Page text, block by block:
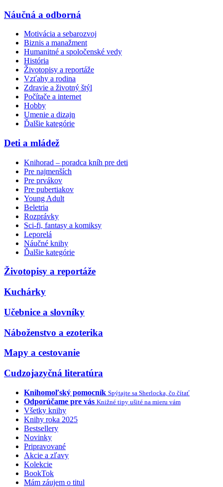
Náučná a odborná
Motivácia a sebarozvoj
Biznis a manažment
Humanitné a spoločenské vedy
História
Životopisy a reportáže
Vzťahy a rodina
Zdravie a životný štýl
Počítače a internet
Hobby
Umenie a dizajn
Ďalšie kategórie
Deti a mládež
Knihorad – poradca kníh pre deti
Pre najmenších
Pre prvákov
Pre pubertiakov
Young Adult
Beletria
Rozprávky
Sci-fi, fantasy a komiksy
Leporelá
Náučné knihy
Ďalšie kategórie
Životopisy a reportáže
Kuchárky
Učebnice a slovníky
Náboženstvo a ezoterika
Mapy a cestovanie
Cudzojazyčná literatúra
Knihomoľský pomocník Spýtajte sa Sherlocka, čo čítať
Odporúčame pre vás Knižné tipy ušité na mieru vám
Všetky knihy
Knihy roka 2025
Bestsellery
Novinky
Pripravované
Akcie a zľavy
Kolekcie
BookTok
Mám záujem o titul